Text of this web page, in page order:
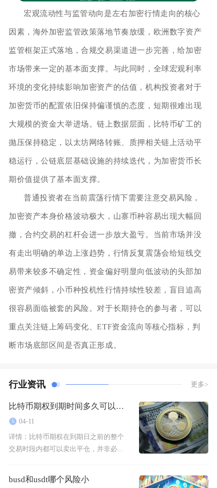
宏观流动性与监管动向是左右加密行情走向的核心
因素，海外加密监管政策落地节奏放缓，欧洲数字资产
监管框架正式落地，合规交易渠道进一步完善，给加密
市场带来一定的基本面支撑。与此同时，全球宏观利率
环境的变化持续影响加密资产的估值，机构投资者对于
加密货币的配置依旧保持偏谨慎的态度，短期很难出现
大规模的资金大举进场。链上数据层面，比特币矿工的
抛压保持稳定，以太坊网络转账、质押相关链上活动平
稳运行，公链底层基础设施的持续迭代，为加密货币长
期价值提供了基本面支撑。
普通投资者在当前震荡行情下需要注意交易风险，
加密资产本身价格波动极大，山寨币种容易出现大幅回
撤，合约交易的杠杆会进一步放大盈亏。当前市场并没
有走出明确的单边上涨趋势，行情反复震荡会给短线交
易带来较多不确定性，资金偏好明显向低波动的头部加
密资产倾斜，小币种投机性行情持续性较差，盲目追高
很容易面临被套的风险。对于长期持仓的参与者，可以
重点关注链上筹码变化、ETF资金流向等核心指标，判
断市场底部区间是否真正形成。
行业资讯 更多>
比特币期权到期时间多久可以卖出
04-11
详情： 比特币期权在到期日之前的整个
交易时段内都可以卖出平仓，并非必...
busd和usdt哪个风险小